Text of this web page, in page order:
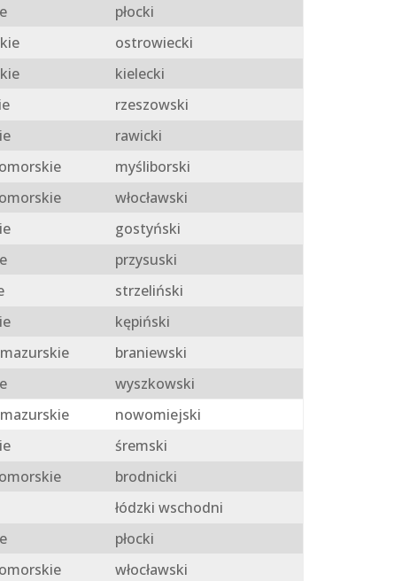
płocki
ostrowiecki
kielecki
rzeszowski
rawicki
myśliborski
włocławski
gostyński
przysuski
strzeliński
kępiński
braniewski
wyszkowski
nowomiejski
śremski
brodnicki
łódzki wschodni
płocki
włocławski